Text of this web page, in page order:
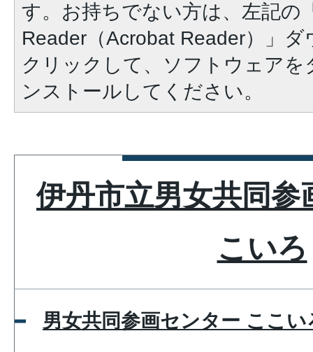
す。お持ちでない方は、左記の
Reader（Acrobat Reader）」
クリックして、ソフトウェア
ンストールしてください。
伊丹市立男女共同参
こいろ
男女共同参画センター ここい